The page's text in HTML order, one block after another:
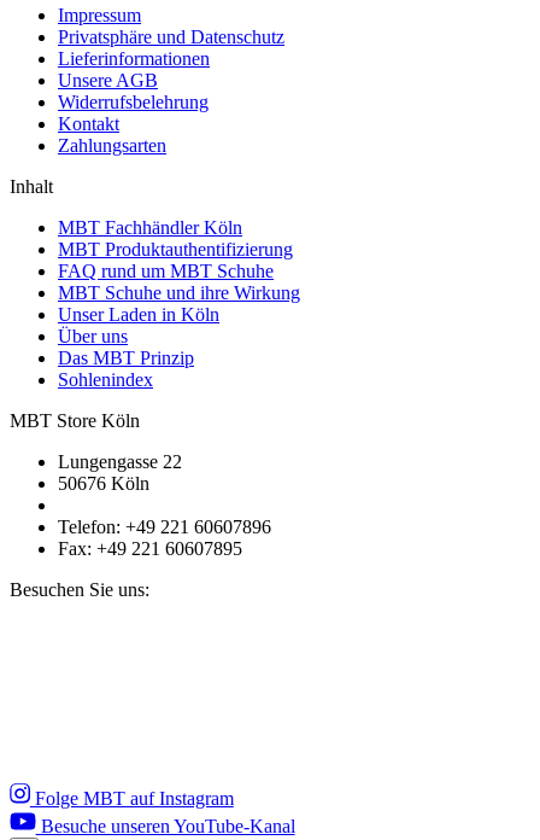
Impressum
Privatsphäre und Datenschutz
Lieferinformationen
Unsere AGB
Widerrufsbelehrung
Kontakt
Zahlungsarten
Inhalt
MBT Fachhändler Köln
MBT Produktauthentifizierung
FAQ rund um MBT Schuhe
MBT Schuhe und ihre Wirkung
Unser Laden in Köln
Über uns
Das MBT Prinzip
Sohlenindex
MBT Store Köln
Lungengasse 22
50676 Köln
Telefon: +49 221 60607896
Fax: +49 221 60607895
Besuchen Sie uns:
Folge MBT auf Instagram
Besuche unseren YouTube-Kanal